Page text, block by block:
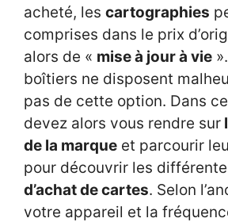
acheté, les cartographies
comprises dans le prix
alors de « mise à jour à vie
boîtiers ne disposent
pas de cette option. Dans
devez alors vous rendre sur
de la marque et parcourir
pour découvrir les
d’achat de cartes. Selon
votre appareil et la